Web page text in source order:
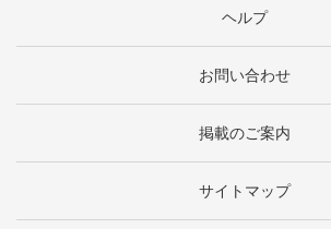
ヘルプ
お問い合わせ
掲載のご案内
サイトマップ